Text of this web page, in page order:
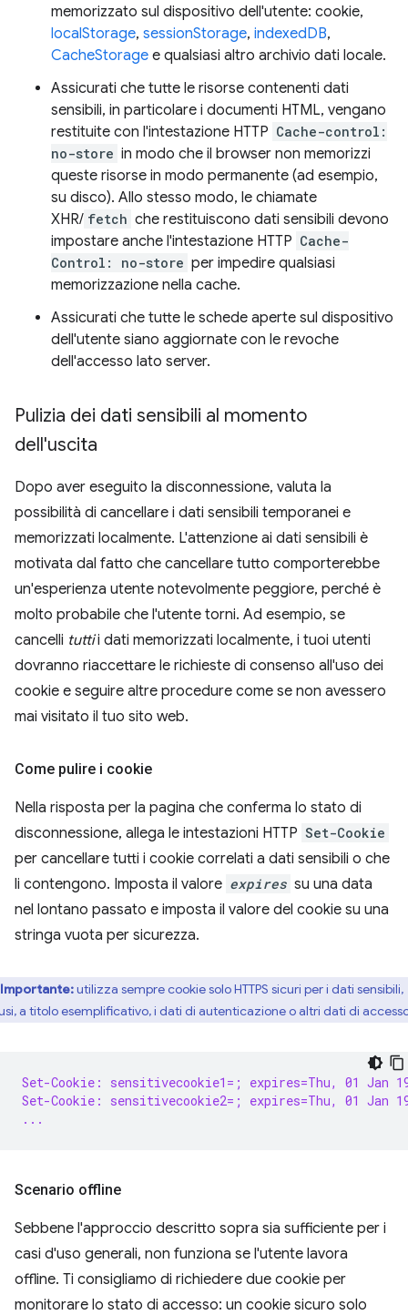
memorizzato sul dispositivo dell'utente: cookie,
localStorage, sessionStorage, indexedDB,
CacheStorage e qualsiasi altro archivio dati locale.
Assicurati che tutte le risorse contenenti dati
sensibili, in particolare i documenti HTML, vengano
restituite con l'intestazione HTTP Cache-control:
no-store in modo che il browser non memorizzi
queste risorse in modo permanente (ad esempio,
su disco). Allo stesso modo, le chiamate
XHR/ fetch che restituiscono dati sensibili devono
impostare anche l'intestazione HTTP Cache-
Control: no-store per impedire qualsiasi
memorizzazione nella cache.
Assicurati che tutte le schede aperte sul dispositivo
dell'utente siano aggiornate con le revoche
dell'accesso lato server.
Pulizia dei dati sensibili al momento
dell'uscita
Dopo aver eseguito la disconnessione, valuta la
possibilità di cancellare i dati sensibili temporanei e
memorizzati localmente. L'attenzione ai dati sensibili è
motivata dal fatto che cancellare tutto comporterebbe
un'esperienza utente notevolmente peggiore, perché è
molto probabile che l'utente torni. Ad esempio, se
cancelli tuttii dati memorizzati localmente, i tuoi utenti
dovranno riaccettare le richieste di consenso all'uso dei
cookie e seguire altre procedure come se non avessero
mai visitato il tuo sito web.
Come pulire i cookie
Nella risposta per la pagina che conferma lo stato di
disconnessione, allega le intestazioni HTTP Set-Cookie
per cancellare tutti i cookie correlati a dati sensibili o che
li contengono. Imposta il valore expires su una data
nel lontano passato e imposta il valore del cookie su una
stringa vuota per sicurezza.
Importante:utilizza sempre cookie solo HTTPS sicuri per i dati sensibili,
a titolo esemplificativo, i dati di autenticazione o altri dati di
Set-Cookie: sensitivecookie1=; expires=Thu, 01 Jan
Set-Cookie: sensitivecookie2=; expires=Thu, 01 Jan
...
Scenario offline
Sebbene l'approccio descritto sopra sia sufficiente per i
casi d'uso generali, non funziona se l'utente lavora
offline. Ti consigliamo di richiedere due cookie per
monitorare lo stato di accesso: un cookie sicuro solo